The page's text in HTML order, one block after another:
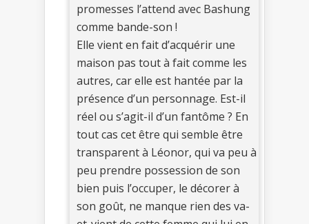
promesses l’attend avec Bashung
comme bande-son !
Elle vient en fait d’acquérir une
maison pas tout à fait comme les
autres, car elle est hantée par la
présence d’un personnage. Est-il
réel ou s’agit-il d’un fantôme ? En
tout cas cet être qui semble être
transparent à Léonor, qui va peu à
peu prendre possession de son
bien puis l’occuper, le décorer à
son goût, ne manque rien des va-